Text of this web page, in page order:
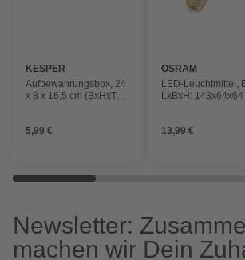
KESPER
Aufbewahrungsbox, 24
x 8 x 16,5 cm (BxHxT),
5,99 €
OSRAM
LED-Leuchtmittel,
LxBxH: 143x64x64
13,99 €
Newsletter:
machen wir Dein